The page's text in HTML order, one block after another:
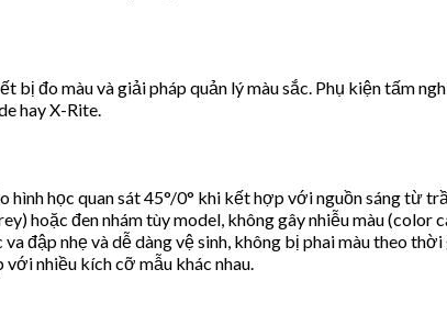
đo màu và giải pháp quản lý màu sắc. Phụ kiện tấm
hay X-Rite.
học quan sát 45°/0° khi kết hợp với nguồn sáng từ
hoặc đen nhám tùy model, không gây nhiễu màu (color
đập nhẹ và dễ dàng vệ sinh, không bị phai màu theo thời
nhiều kích cỡ mẫu khác nhau.